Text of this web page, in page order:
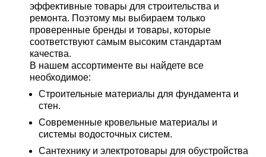
эффективные товары для строительства и
ремонта. Поэтому мы выбираем только
проверенные бренды и товары, которые
соответствуют самым высоким стандартам
качества.
В нашем ассортименте вы найдете все
необходимое:
Строительные материалы для фундамента и
стен.
Современные кровельные материалы и
системы водосточных систем.
Сантехнику и электротовары для обустройства